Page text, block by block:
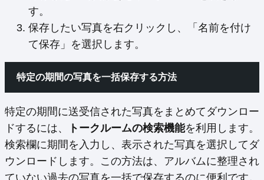
す。
保存したい写真を右クリックし、「名前を付け
て保存」を選択します。
特定の期間の写真を一括保存する方法
特定の期間に送受信された写真をまとめてダウンロー
ドするには、
トークルームの検索機能を利用します。
検索欄に期間を入力し、表示された写真を選択してダ
ウンロードします。この方法は、アルバムに整理され
ていない過去の写真を一括で保存するのに便利です。